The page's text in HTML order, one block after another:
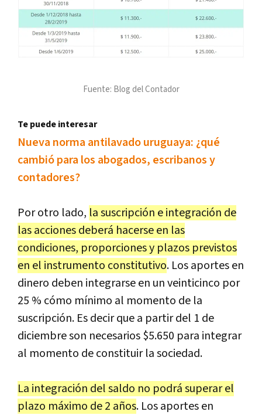
Fuente: Blog del Contador
Te puede interesar
Nueva norma antilavado uruguaya: ¿qué
cambió para los abogados, escribanos y
contadores?
Por otro lado, la suscripción e integración de
las acciones deberá hacerse en las
condiciones, proporciones y plazos previstos
en el instrumento constitutivo. Los aportes en
dinero deben integrarse en un veinticinco por
25 % cómo mínimo al momento de la
suscripción. Es decir que a partir del 1 de
diciembre son necesarios $5.650 para integrar
al momento de constituir la sociedad.
La integración del saldo no podrá superar el
plazo máximo de 2 años. Los aportes en